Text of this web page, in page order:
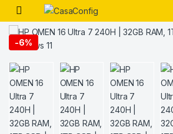
Skip to navigation
Skip to content
Open
-6%